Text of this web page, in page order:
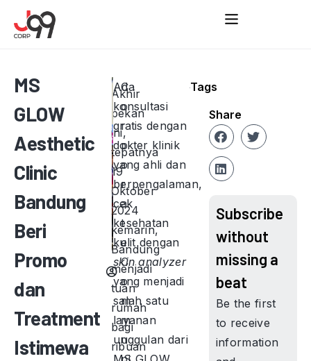
MS
GLOW
Aesthetic
Clinic
Bandung
Beri
Promo
dan
Treatment
Istimewa
C
o
r
p
o
r
a
t
e
C
o
m
m
u
Akhir
pekan
ini,
tepatnya
19
Oktober
2024
kemarin,
Bandung
menjadi
tuan
rumah
bagi
ribuan
Ada
konsultasi
gratis dengan
dokter klinik
yang ahli dan
berpengalaman,
cek
kesehatan
kulit dengan
skin analyzer
yang menjadi
salah satu
layanan
unggulan dari
Tags
Subscribe
without
missing a
beat
Be the first
to receive
information
Share